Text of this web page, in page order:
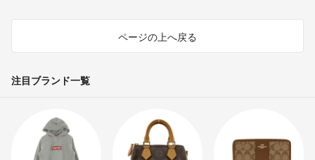
ページの上へ戻る
注目ブランド一覧